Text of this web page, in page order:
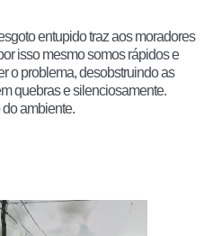
entupido traz aos moradores
isso mesmo somos rápidos e
o problema, desobstruindo as
quebras e silenciosamente.
ambiente.